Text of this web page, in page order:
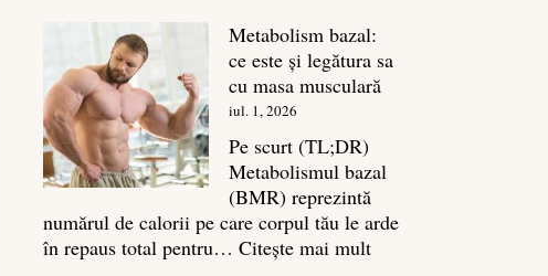
Metabolism bazal:
ce este și legătura sa
cu masa musculară
iul. 1, 2026
Pe scurt (TL;DR)
Metabolismul bazal
(BMR) reprezintă
numărul de calorii pe care corpul tău le arde
în repaus total pentru…Citește mai mult: